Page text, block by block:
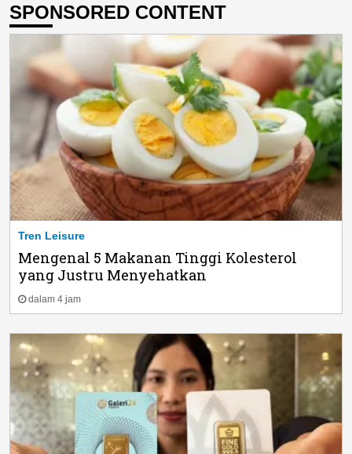
SPONSORED CONTENT
Tren Leisure
Mengenal 5 Makanan Tinggi Kolesterol
yang Justru Menyehatkan
dalam 4 jam